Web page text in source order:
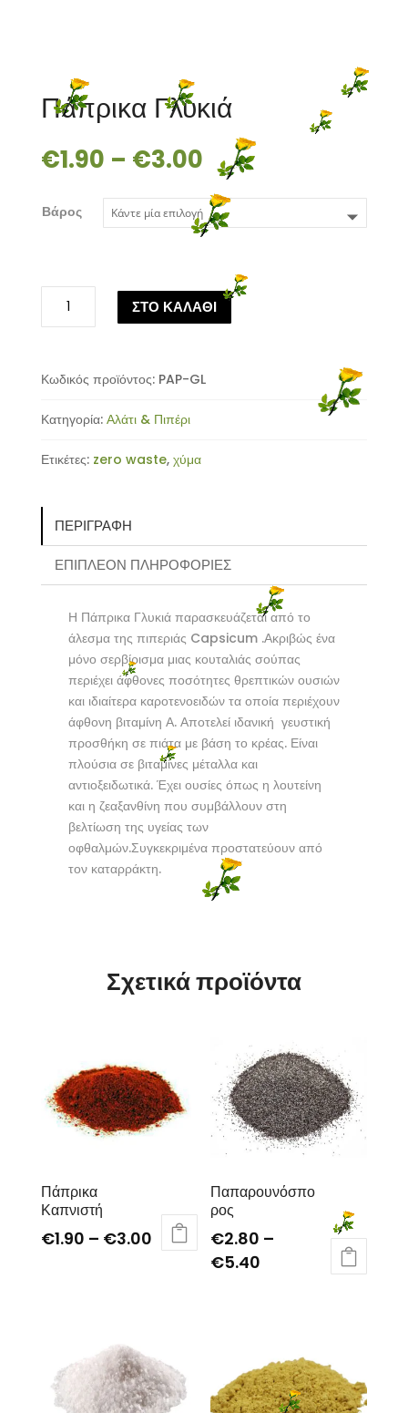
Πάπρικα Γλυκιά
€1.90 – €3.00
Βάρος
Γλυκιά
ΣΤΟ ΚΑΛΑΘΙ
Κωδικός προϊόντος: PAP-GL
Κατηγορία: Αλάτι & Πιπέρι
Ετικέτες: zero waste, χύμα
ΠΕΡΙΓΡΑΦΉ
ΕΠΙΠΛΈΟΝ ΠΛΗΡΟΦΟΡΊΕΣ
Η Πάπρικα Γλυκιά παρασκευάζεται από το
άλεσμα της πιπεριάς Capsicum .Ακριβώς ένα
μόνο σερβίρισμα μιας κουταλιάς σούπας
περιέχει άφθονες ποσότητες θρεπτικών ουσιών
και ιδιαίτερα καροτενοειδών τα οποία περιέχουν
άφθονη βιταμίνη Α. Αποτελεί ιδανική γευστική
προσθήκη σε πιάτα με βάση το κρέας. Είναι
πλούσια σε βιταμίνες μέταλλα και
αντιοξειδωτικά. Έχει ουσίες όπως η λουτείνη
και η ζεαξανθίνη που συμβάλλουν στη
βελτίωση της υγείας των
οφθαλμών.Συγκεκριμένα προστατεύουν από
τον καταρράκτη.
Σχετικά προϊόντα
Πάπρικα
Καπνιστή
€1.90 – €3.00
Παπαρουνόσπο
ρος
€2.80 –
€5.40